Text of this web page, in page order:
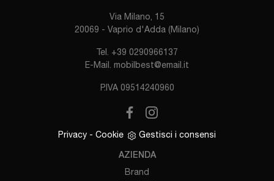
Via Milano, 15
20069 - Vaprio d'Adda (Milano)
Tel. +39 0290966137
E-Mail. mobilbest@email.it
P.IVA 09514240960
Privacy - Cookie Gestisci i consensi
AZIENDA
Brand